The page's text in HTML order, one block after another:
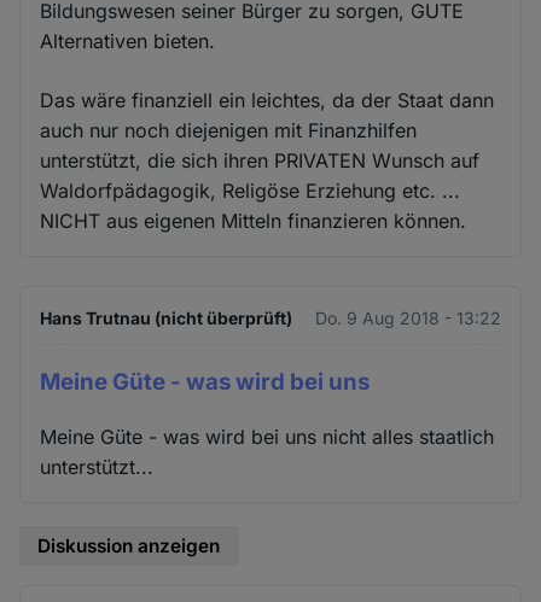
Bildungswesen seiner Bürger zu sorgen, GUTE
Alternativen bieten.
Das wäre finanziell ein leichtes, da der Staat dann
auch nur noch diejenigen mit Finanzhilfen
unterstützt, die sich ihren PRIVATEN Wunsch auf
Waldorfpädagogik, Religöse Erziehung etc. ...
NICHT aus eigenen Mitteln finanzieren können.
Hans Trutnau (nicht überprüft) Do. 9 Aug 2018 - 13:22
Meine Güte - was wird bei uns
Meine Güte - was wird bei uns nicht alles staatlich
unterstützt...
Diskussion anzeigen